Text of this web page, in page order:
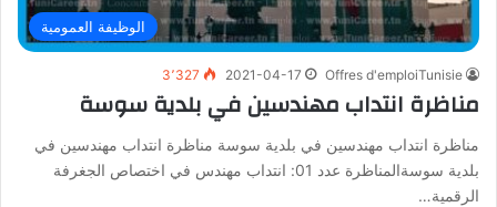
الوظيفة العمومية
Offres d'emploiTunisie
2021-04-17 3٬327
مناظرة انتداب مهندسين في بلدية سوسة
مناظرة انتداب مهندسين في بلدية سوسة مناظرة انتداب مهندسين في
بلدية سوسةالمناظرة عدد 01: انتداب مهندس في اختصاص الجغرفة
الرقمية…